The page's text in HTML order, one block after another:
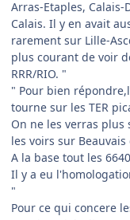
Arras-Etaples,
Calais. Il y en avait
rarement sur Lille-
plus courant de voir
RRR/RIO. "
" Pour bien
tourne sur les TER
On ne les verras plus
les voirs sur Beauvais
A la base tout les
Il y a eu
"
Pour ce qui concere